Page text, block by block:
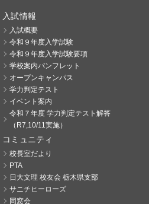
入試情報
入試概要
令和９年度入学試験
令和９年度入学試験要項
学校案内パンフレット
オープンキャンパス
学力判定テスト
イベント案内
令和７年度 学力判定テスト解答
（R7,10/11実施）
コミュニティ
校長室だより
PTA
日大文理 校友会 栃木県支部
サニチヒーローズ
同窓会